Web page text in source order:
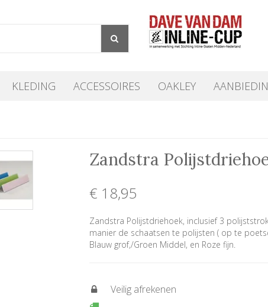
KLEDING ACCESSOIRES OAKLEY
Zandstra
€ 18,95
Zandstra Polijstdriehoek, inclusief 3
manier de schaatsen te polijsten ( op te
Blauw grof,/Groen Middel, en Roze fijn.
Veilig afrekenen